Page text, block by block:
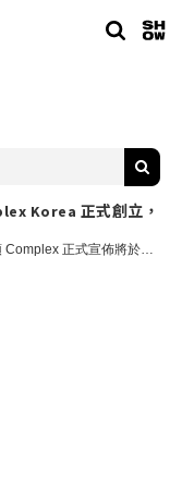
Korea 正式創立，
2026-04-08 ... 潮流文化媒體巨頭 Complex 正式宣佈將於本月底推出 Complex Korea，將其全球品牌影響力進一步擴展至亞洲最具影響力的文化中心之一。新設立的首爾辦公室將歸於 Complex Asia 旗下運營，Complex Asia 是 Complex 在日本以外地區的亞洲獨家授權營運方，目前同時管理 Complex China 及 ComplexCon Asia。 Complex Asia 行政總裁兼 SV Vision Limited 創辦人胡陳德姿（Bonnie Chan Woo）在聲明中表示：「經過三屆的 ComplexCon 香港後，我們清楚看到韓國社區帶來了多少能量和創造力。從藝術家到粉絲，那種對音樂、時裝及藝術的熱情極具感染力。你立刻感受到，跨越了音樂、時尚、藝術。這不僅僅是影響力，而是動力。在首爾啟動 Complex Korea 一直在我們的計劃之中，以一種值得的方式加深我們在亞洲的根基，並建立一個將當地創意推向全球對話的平台，而不僅僅是在全球內傳播。」 Complex Korea 將聚焦音樂、時裝、藝術及街頭文化，提供由韓國團隊主導的編輯內容、影片及聯乘企劃，同時透過深度故事、全球專題報導與跨市場的合作，為韓國本地創作者搭建通往國際舞台的橋樑。 Complex 行政總裁 Aaron Levant 表示：「剛結束我的首次首爾之行，當地的時尚、設計、零售和音樂領域都充滿了無限的創意和創新，這座城市的活力和能量毋庸置疑。Complex 選擇現在於韓國推出正是最佳時機，我們非常榮幸能成為全球最具活力的中心之一。」隨著首爾專業團隊與辦公室的成立，Complex Korea 將延續 Complex 的全球擴張戰略，專注於在文化趨勢塑造未來的地方與觀眾建立深度連結。 該平台首發將推出以韓國頂尖藝術家為主角的封面故事，並致力於橫跨內容、商務與體驗三大領域，全面反映首爾在音樂、時裝、藝術及數位文化方面的全球影響力！ 欲了解更多資訊，請造訪 Complex Korea